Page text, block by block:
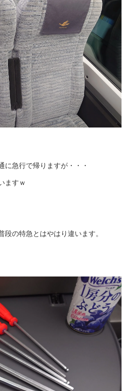
に急行で帰りますが・・・
ますｗ
の特急とはやはり違います。